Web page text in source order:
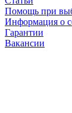
Помощь при
Информация о
Гарантии
Вакансии